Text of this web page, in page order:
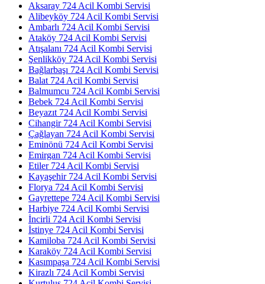
Aksaray 724 Acil Kombi Servisi
Alibeyköy 724 Acil Kombi Servisi
Ambarlı 724 Acil Kombi Servisi
Ataköy 724 Acil Kombi Servisi
Atışalanı 724 Acil Kombi Servisi
Şenlikköy 724 Acil Kombi Servisi
Bağlarbaşı 724 Acil Kombi Servisi
Balat 724 Acil Kombi Servisi
Balmumcu 724 Acil Kombi Servisi
Bebek 724 Acil Kombi Servisi
Beyazıt 724 Acil Kombi Servisi
Cihangir 724 Acil Kombi Servisi
Çağlayan 724 Acil Kombi Servisi
Eminönü 724 Acil Kombi Servisi
Emirgan 724 Acil Kombi Servisi
Etiler 724 Acil Kombi Servisi
Kayaşehir 724 Acil Kombi Servisi
Florya 724 Acil Kombi Servisi
Gayrettepe 724 Acil Kombi Servisi
Harbiye 724 Acil Kombi Servisi
İncirli 724 Acil Kombi Servisi
İstinye 724 Acil Kombi Servisi
Kamiloba 724 Acil Kombi Servisi
Karaköy 724 Acil Kombi Servisi
Kasımpaşa 724 Acil Kombi Servisi
Kirazlı 724 Acil Kombi Servisi